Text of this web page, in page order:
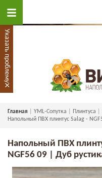
Главная YML-Сопутка Плинтуса
Напольный ПВХ плинтус Salag -
Напольный ПВХ
NGF56 09 | Дуб
Указать проблему
×